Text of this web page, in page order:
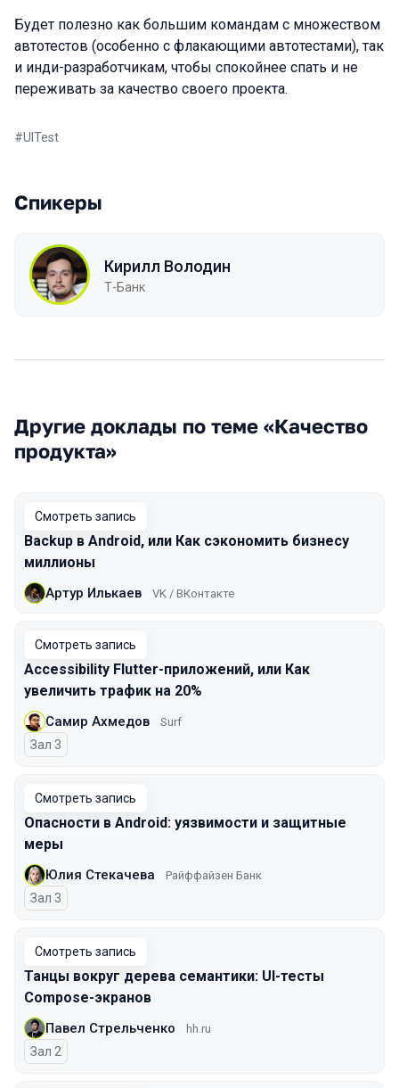
Будет полезно как большим командам с множеством
автотестов (особенно с флакающими автотестами), так
и инди-разработчикам, чтобы спокойнее спать и не
переживать за качество своего проекта.
#UITest
Спикеры
Кирилл Володин
Т-Банк
Другие доклады по теме «Качество
продукта»
Смотреть запись
Backup в Android, или Как сэкономить бизнесу
миллионы
Артур Илькаев VK / ВКонтакте
Смотреть запись
Accessibility Flutter-приложений, или Как
увеличить трафик на 20%
Самир Ахмедов Surf
Зал 3
Смотреть запись
Опасности в Android: уязвимости и защитные
меры
Юлия Стекачева Райффайзен Банк
Зал 3
Смотреть запись
Танцы вокруг дерева семантики: UI-тесты
Compose-экранов
Павел Стрельченко hh.ru
Зал 2